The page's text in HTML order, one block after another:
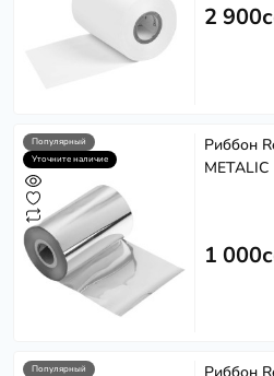
2
Популярный
Уточните наличие
Риббон
METALIC
1
Популярный